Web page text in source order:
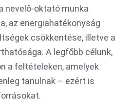
nevelő-oktató munka
az energiahatékonyság
csökkentése, illetve a
A legfőbb célunk,
a feltételeken, amelyek
tanulnak – ezért is